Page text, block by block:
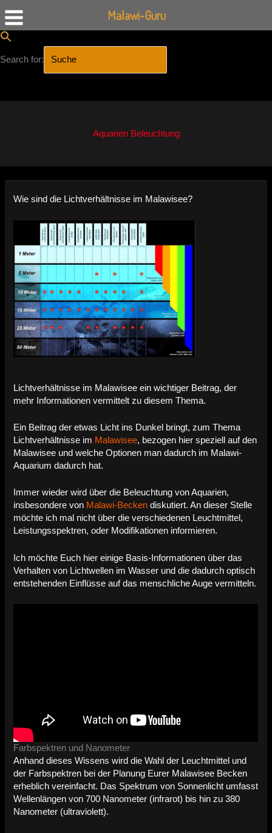
Search for:
Aquarien Beleuchtung
Wie sind die Lichtverhältnisse im Malawisee?
Lichtverhältnisse im Malawisee ein wichtiger Beitrag, der
mehr Informationen vermittelt zu diesem Thema.
Ein Beitrag der etwas Licht ins Dunkel bringt, zum Thema
Lichtverhältnisse im Malawisee, bezogen hier speziell auf den
Malawisee und welche Optionen man dadurch im Malawi-
Aquarium dadurch hat.
Immer wieder wird über die Beleuchtung von Aquarien,
insbesondere von Malawi-Becken diskutiert. An dieser Stelle
möchte ich mal nicht über die verschiedenen Leuchtmittel,
Leistungsspektren, oder Modifikationen informieren.
Ich möchte Euch hier einige Basis-Informationen über das
Verhalten von Lichtwellen im Wasser und die dadurch optisch
entstehenden Einflüsse auf das menschliche Auge vermitteln.
Farbspektren und Nanometer
Anhand dieses Wissens wird die Wahl der Leuchtmittel und
der Farbspektren bei der Planung Eurer Malawisee Becken
erheblich vereinfacht. Das Spektrum von Sonnenlicht umfasst
Wellenlängen von 700 Nanometer (infrarot) bis hin zu 380
Nanometer (ultraviolett).
Malawi-Guru